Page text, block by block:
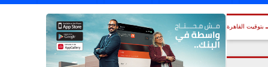
بتوقيت القاهرة